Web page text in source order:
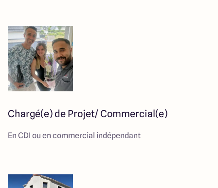
Chargé(e) de Projet/ Commercial(e)
En CDI ou en commercial indépendant